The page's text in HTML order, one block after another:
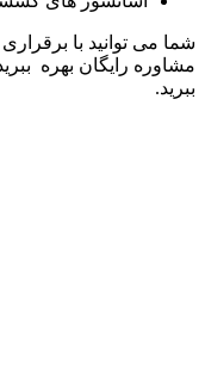
شما می توانید با
مشاوره رایگان بهره
ببرید.